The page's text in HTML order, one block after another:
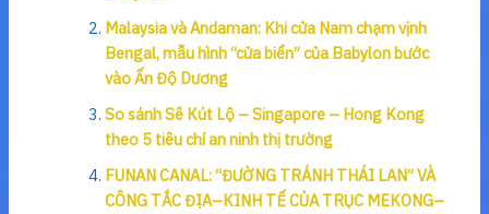
Malaysia và Andaman: Khi cửa Nam chạm vịnh
Bengal, mẫu hình “cửa biển” của Babylon bước
vào Ấn Độ Dương
So sánh Sê Kút Lộ – Singapore – Hong Kong
theo 5 tiêu chí an ninh thị trường
FUNAN CANAL: “ĐƯỜNG TRÁNH THÁI LAN” VÀ
CÔNG TẮC ĐỊA–KINH TẾ CỦA TRỤC MEKONG–